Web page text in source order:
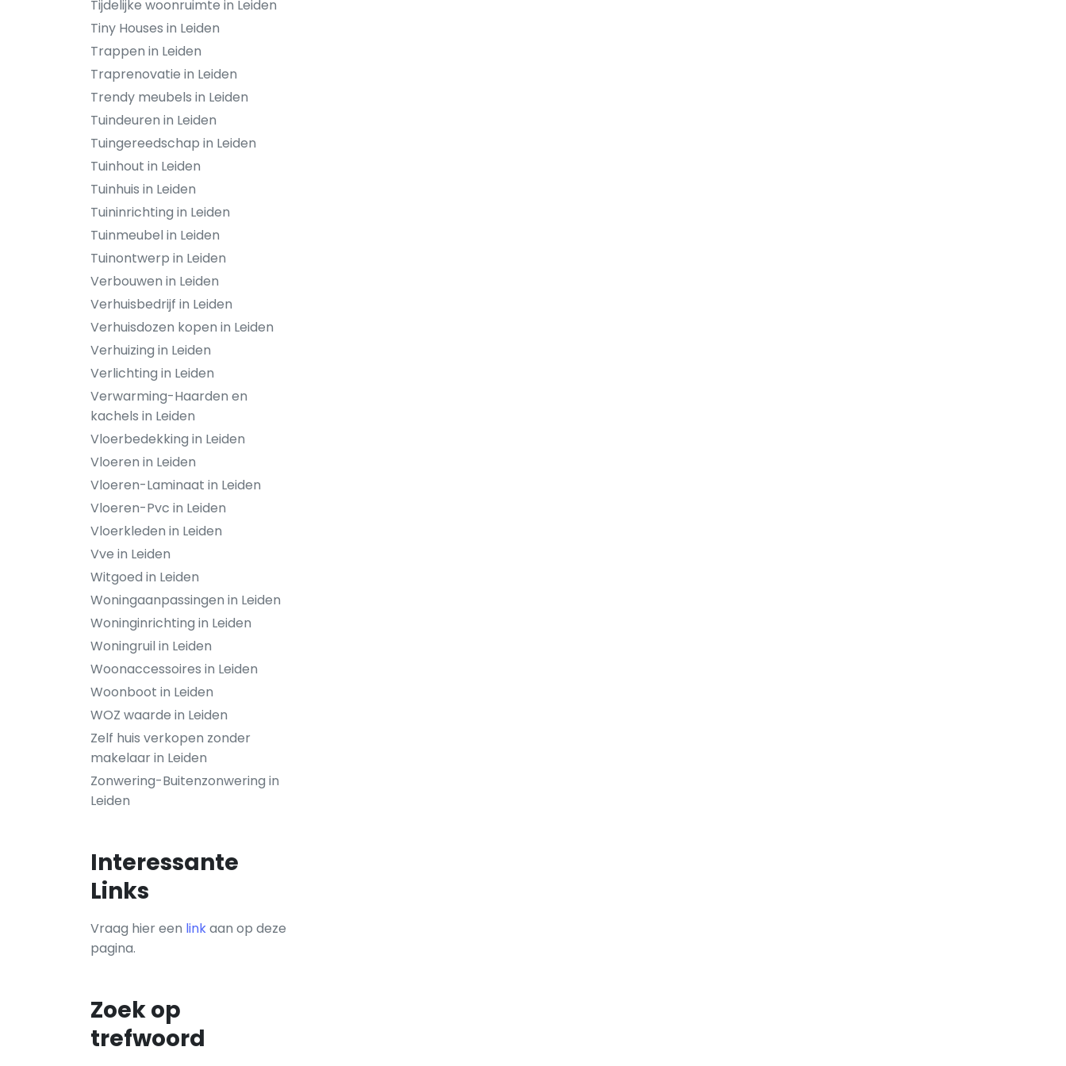
Tijdelijke woonruimte in Leiden
Tiny Houses in Leiden
Trappen in Leiden
Traprenovatie in Leiden
Trendy meubels in Leiden
Tuindeuren in Leiden
Tuingereedschap in Leiden
Tuinhout in Leiden
Tuinhuis in Leiden
Tuininrichting in Leiden
Tuinmeubel in Leiden
Tuinontwerp in Leiden
Verbouwen in Leiden
Verhuisbedrijf in Leiden
Verhuisdozen kopen in Leiden
Verhuizing in Leiden
Verlichting in Leiden
Verwarming-Haarden en
kachels in Leiden
Vloerbedekking in Leiden
Vloeren in Leiden
Vloeren-Laminaat in Leiden
Vloeren-Pvc in Leiden
Vloerkleden in Leiden
Vve in Leiden
Witgoed in Leiden
Woningaanpassingen in Leiden
Woninginrichting in Leiden
Woningruil in Leiden
Woonaccessoires in Leiden
Woonboot in Leiden
WOZ waarde in Leiden
Zelf huis verkopen zonder
makelaar in Leiden
Zonwering-Buitenzonwering in
Leiden
Interessante
Links
Vraag hier een linkaan op deze
pagina.
Zoek op
trefwoord